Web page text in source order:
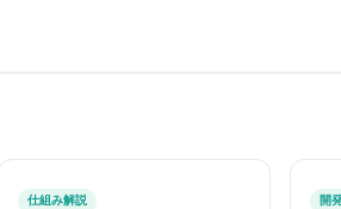
仕組み解説 開